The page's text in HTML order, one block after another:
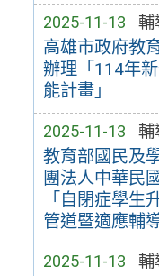
2025-11-13 輔
高雄市政府教
辦理「114年
能計畫」
2025-11-13 輔
教育部國民及
團法人中華民
「自閉症學生
管道暨適應輔
2025-11-13 輔